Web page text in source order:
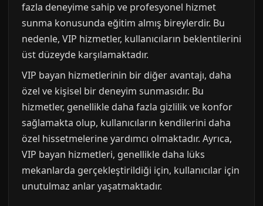
fazla deneyime sahip ve profesyonel hizmet
sunma konusunda eğitim almış bireylerdir. Bu
nedenle, VIP hizmetler, kullanıcıların beklentilerini
üst düzeyde karşılamaktadır.
VIP bayan hizmetlerinin bir diğer avantajı, daha
özel ve kişisel bir deneyim sunmasıdır. Bu
hizmetler, genellikle daha fazla gizlilik ve konfor
sağlamakta olup, kullanıcıların kendilerini daha
özel hissetmelerine yardımcı olmaktadır. Ayrıca,
VIP bayan hizmetleri, genellikle daha lüks
mekanlarda gerçekleştirildiği için, kullanıcılar için
unutulmaz anlar yaşatmaktadır.